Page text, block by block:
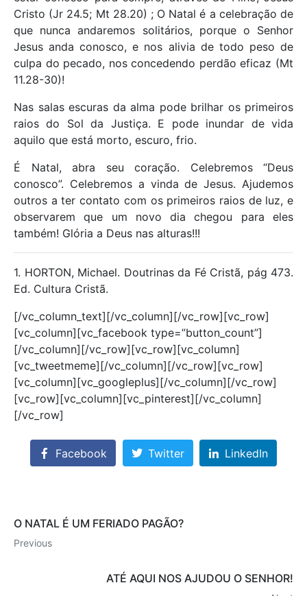
Cristo (Jr 24.5; Mt 28.20) ; O Natal é a celebração de
que nunca andaremos solitários, porque o Senhor
Jesus anda conosco, e nos alivia de todo peso de
culpa do pecado, nos concedendo perdão eficaz (Mt
11.28-30)!
Nas salas escuras da alma pode brilhar os primeiros
raios do Sol da Justiça. E pode inundar de vida
aquilo que está morto, escuro, frio.
É Natal, abra seu coração. Celebremos “Deus
conosco”. Celebremos a vinda de Jesus. Ajudemos
outros a ter contato com os primeiros raios de luz, e
observarem que um novo dia chegou para eles
também! Glória a Deus nas alturas!!!
1. HORTON, Michael. Doutrinas da Fé Cristã, pág 473.
Ed. Cultura Cristã.
[/vc_column_text][/vc_column][/vc_row][vc_row]
[vc_column][vc_facebook type=”button_count”]
[/vc_column][/vc_row][vc_row][vc_column]
[vc_tweetmeme][/vc_column][/vc_row][vc_row]
[vc_column][vc_googleplus][/vc_column][/vc_row]
[vc_row][vc_column][vc_pinterest][/vc_column]
[/vc_row]
Facebook Twitter LinkedIn
O NATAL É UM FERIADO PAGÃO?
Previous
ATÉ AQUI NOS AJUDOU O SENHOR!